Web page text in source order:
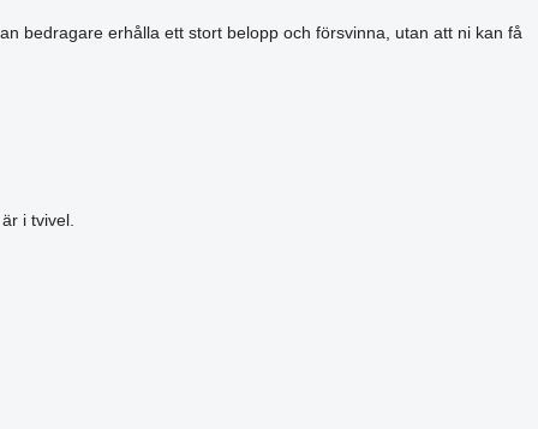
bedragare erhålla ett stort belopp och försvinna, utan att ni kan få
i tvivel.